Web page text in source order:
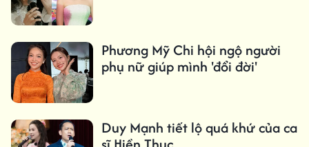
Phương Mỹ Chi hội ngộ người
phụ nữ giúp mình 'đổi đời'
Duy Mạnh tiết lộ quá khứ của ca